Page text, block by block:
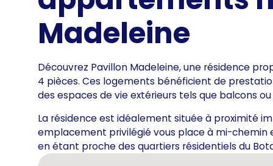
Madeleine
Découvrez Pavillon Madeleine, une résidence
4 pièces. Ces logements bénéficient de
des espaces de vie extérieurs tels que balcons
La résidence est idéalement située à proximité
emplacement privilégié vous place à mi-chemin
en étant proche des quartiers résidentiels du